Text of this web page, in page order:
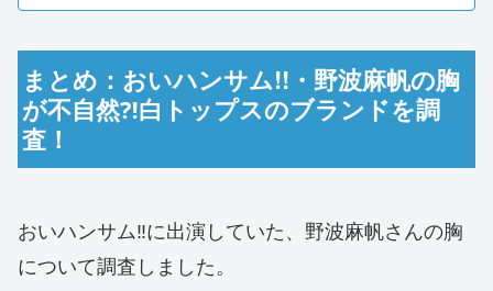
まとめ：おいハンサム!!・野波麻帆の胸
が不自然⁈白トップスのブランドを調
査！
おいハンサム‼に出演していた、野波麻帆さんの胸
について調査しました。